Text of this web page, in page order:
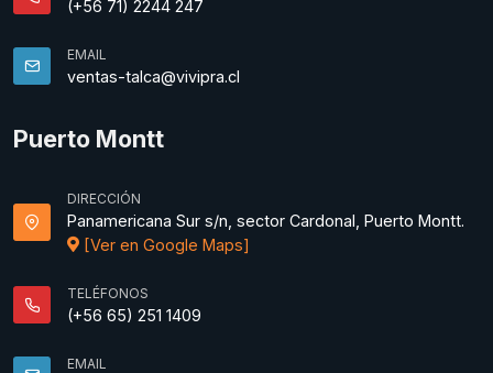
(+56 71) 2244 247
EMAIL
ventas-talca@vivipra.cl
Puerto Montt
DIRECCIÓN
Panamericana Sur s/n, sector Cardonal, Puerto Montt.
[Ver en Google Maps]
TELÉFONOS
(+56 65) 251 1409
EMAIL